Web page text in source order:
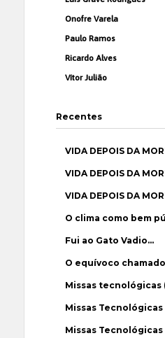
Onofre Varela
Paulo Ramos
Ricardo Alves
Vítor Julião
Recentes
VIDA DEPOIS DA
VIDA DEPOIS DA
VIDA DEPOIS DA
O clima como bem
Fui ao Gato Vadio…
O equívoco
Missas tecnológicas
Missas Tecnológicas
Missas Tecnológicas